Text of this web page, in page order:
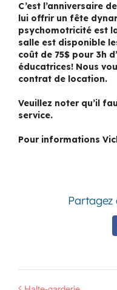
C’est l’anniversaire
lui offrir un fête
psychomotricité est
salle est disponible
coût de 75$ pour 3h
éducatrices! Nous
contrat de location.
Veuillez noter qu’il
service.
Pour informations
Partagez